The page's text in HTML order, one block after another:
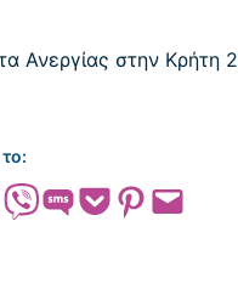
Share on ViberShare on SMSShare on Pocket
Share on Pinterest
Email this Page